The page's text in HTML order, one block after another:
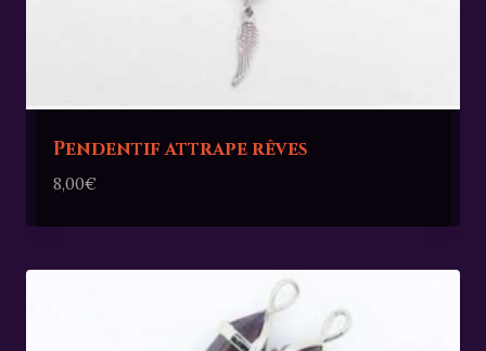
Pendentif attrape rêves
8,00€